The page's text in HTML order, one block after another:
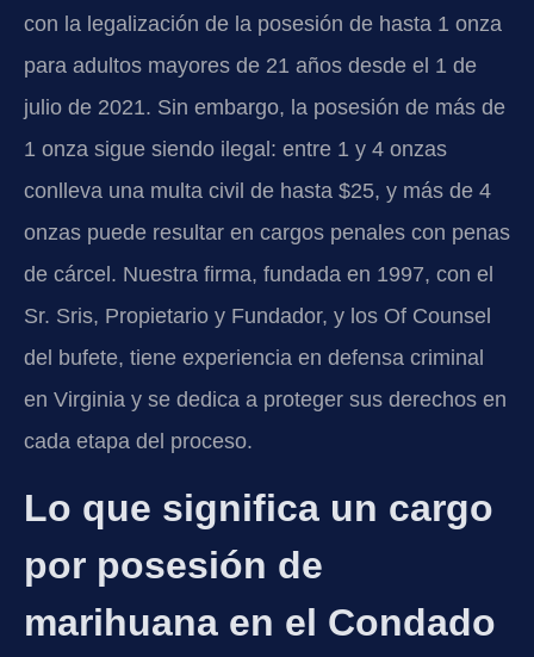
con la legalización de la posesión de hasta 1 onza
para adultos mayores de 21 años desde el 1 de
julio de 2021. Sin embargo, la posesión de más de
1 onza sigue siendo ilegal: entre 1 y 4 onzas
conlleva una multa civil de hasta $25, y más de 4
onzas puede resultar en cargos penales con penas
de cárcel. Nuestra firma, fundada en 1997, con el
Sr. Sris, Propietario y Fundador, y los Of Counsel
del bufete, tiene experiencia en defensa criminal
en Virginia y se dedica a proteger sus derechos en
cada etapa del proceso.
Lo que significa un cargo
por posesión de
marihuana en el Condado